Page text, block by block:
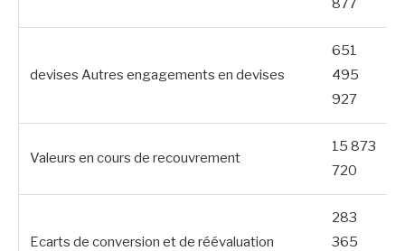
devises Autres engagements en devises
651
495
927
Valeurs en cours de recouvrement
15 873
720
Ecarts de conversion et de réévaluation
283
365